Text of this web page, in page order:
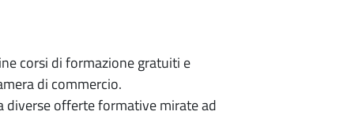
corsi di formazione gratuiti e
di commercio.
diverse offerte formative mirate ad